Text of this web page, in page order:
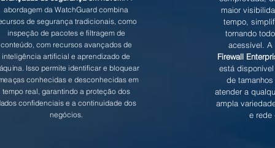
abordagem da WatchGuard combina
de segurança tradicionais, como
inspeção de pacotes e filtragem de
conteúdo, com recursos avançados de
inteligência artificial e aprendizado de
Isso permite identificar e bloquear
conhecidas e desconhecidas em
tempo real, garantindo a proteção dos
confidenciais e a continuidade dos
negócios.
maior
tempo,
tornando
acessível.
Firewall
está
de
atender a
ampla
e rede